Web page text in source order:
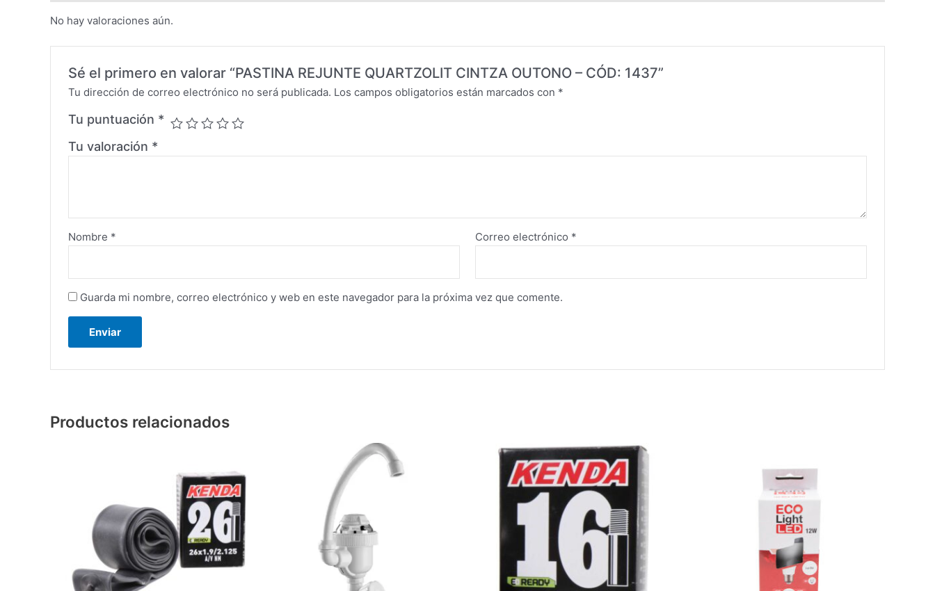
No hay valoraciones aún.
Sé el primero en valorar “PASTINA REJUNTE QUARTZOLIT CINTZA OUTONO – CÓD: 1437”
Tu dirección de correo electrónico no será publicada. Los campos obligatorios están marcados con *
Tu puntuación *
Tu valoración *
Nombre * Correo electrónico *
Guarda mi nombre, correo electrónico y web en este navegador para la próxima vez que comente.
Productos relacionados